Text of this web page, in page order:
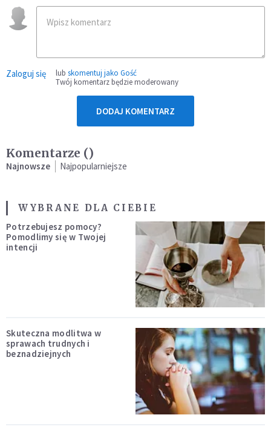
Zaloguj się lub skomentuj jako Gość
Twój komentarz będzie moderowany
DODAJ KOMENTARZ
Komentarze ()
Najnowsze Najpopularniejsze
WYBRANE DLA CIEBIE
Potrzebujesz pomocy?
Pomodlimy się w Twojej
intencji
Skuteczna modlitwa w
sprawach trudnych i
beznadziejnych